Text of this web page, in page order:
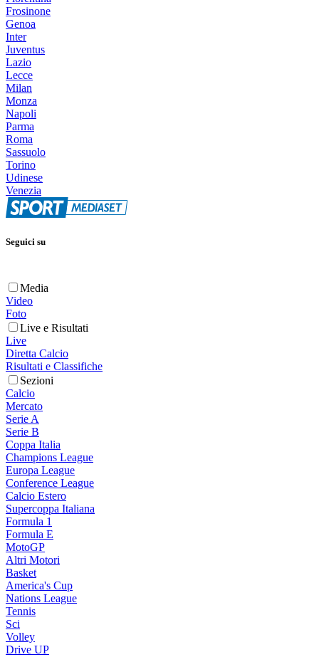
Frosinone
Genoa
Inter
Juventus
Lazio
Lecce
Milan
Monza
Napoli
Parma
Roma
Sassuolo
Torino
Udinese
Venezia
Seguici su
Media
Video
Foto
Live e Risultati
Live
Diretta Calcio
Risultati e Classifiche
Sezioni
Calcio
Mercato
Serie A
Serie B
Coppa Italia
Champions League
Europa League
Conference League
Calcio Estero
Supercoppa Italiana
Formula 1
Formula E
MotoGP
Altri Motori
Basket
America's Cup
Nations League
Tennis
Sci
Volley
Drive UP